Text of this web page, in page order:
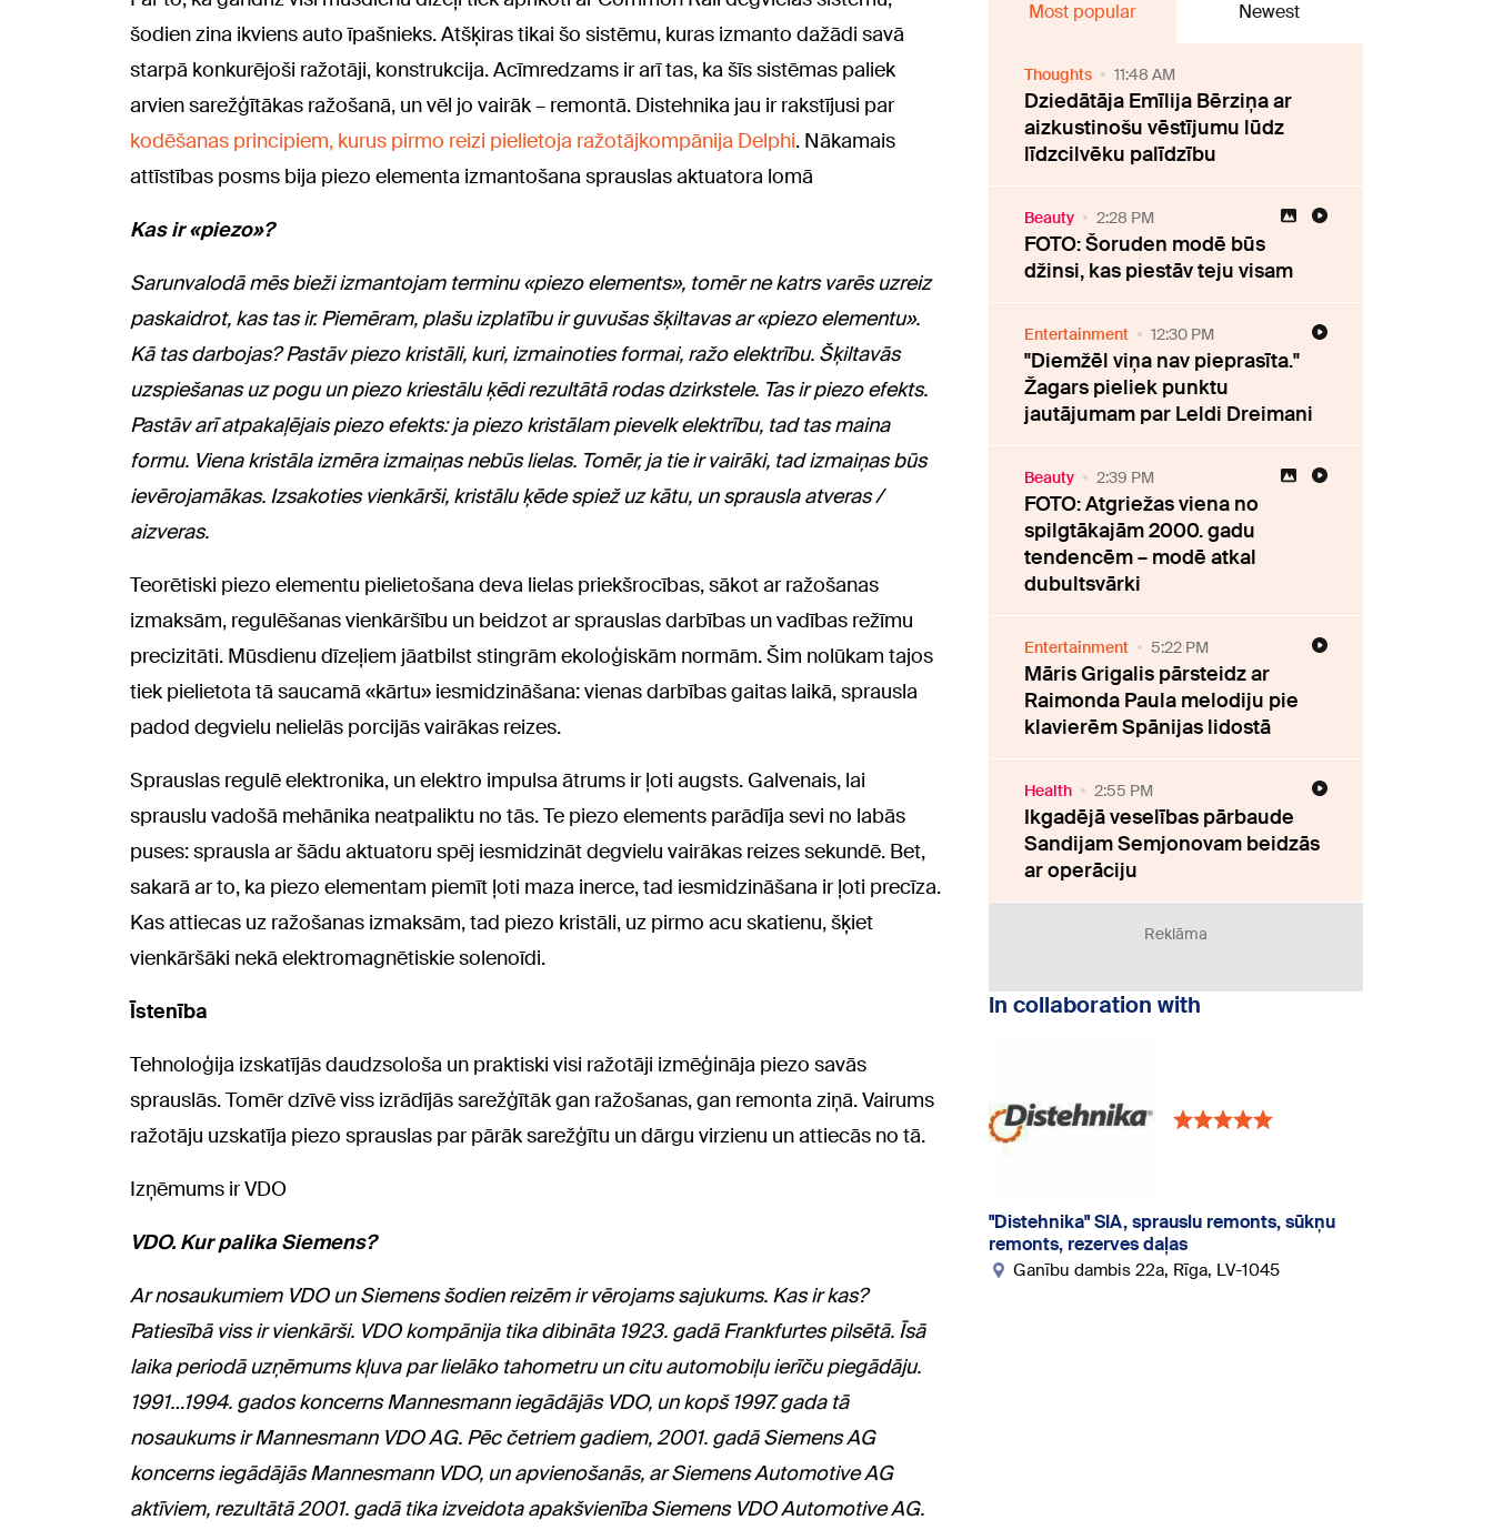
šodien zina ikviens auto īpašnieks. Atšķiras tikai šo sistēmu, kuras izmanto dažādi savā
starpā konkurējoši ražotāji, konstrukcija. Acīmredzams ir arī tas, ka šīs sistēmas paliek
arvien sarežģītākas ražošanā, un vēl jo vairāk – remontā. Distehnika jau ir rakstījusi par
kodēšanas principiem, kurus pirmo reizi pielietoja ražotājkompānija Delphi. Nākamais
attīstības posms bija piezo elementa izmantošana sprauslas aktuatora lomā
Kas ir «piezo»?
Sarunvalodā mēs bieži izmantojam terminu «piezo elements», tomēr ne katrs varēs uzreiz
paskaidrot, kas tas ir. Piemēram, plašu izplatību ir guvušas šķiltavas ar «piezo elementu».
Kā tas darbojas? Pastāv piezo kristāli, kuri, izmainoties formai, ražo elektrību. Šķiltavās
uzspiešanas uz pogu un piezo kriestālu ķēdi rezultātā rodas dzirkstele. Tas ir piezo efekts.
Pastāv arī atpakaļējais piezo efekts: ja piezo kristālam pievelk elektrību, tad tas maina
formu. Viena kristāla izmēra izmaiņas nebūs lielas. Tomēr, ja tie ir vairāki, tad izmaiņas būs
ievērojamākas. Izsakoties vienkārši, kristālu ķēde spiež uz kātu, un sprausla atveras /
aizveras.
Teorētiski piezo elementu pielietošana deva lielas priekšrocības, sākot ar ražošanas
izmaksām, regulēšanas vienkāršību un beidzot ar sprauslas darbības un vadības režīmu
precizitāti. Mūsdienu dīzeļiem jāatbilst stingrām ekoloģiskām normām. Šim nolūkam tajos
tiek pielietota tā saucamā «kārtu» iesmidzināšana: vienas darbības gaitas laikā, sprausla
padod degvielu nelielās porcijās vairākas reizes.
Sprauslas regulē elektronika, un elektro impulsa ātrums ir ļoti augsts. Galvenais, lai
sprauslu vadošā mehānika neatpaliktu no tās. Te piezo elements parādīja sevi no labās
puses: sprausla ar šādu aktuatoru spēj iesmidzināt degvielu vairākas reizes sekundē. Bet,
sakarā ar to, ka piezo elementam piemīt ļoti maza inerce, tad iesmidzināšana ir ļoti precīza.
Kas attiecas uz ražošanas izmaksām, tad piezo kristāli, uz pirmo acu skatienu, šķiet
vienkāršāki nekā elektromagnētiskie solenoīdi.
Īstenība
Tehnoloģija izskatījās daudzsološa un praktiski visi ražotāji izmēģināja piezo savās
sprauslās. Tomēr dzīvē viss izrādījās sarežģītāk gan ražošanas, gan remonta ziņā. Vairums
ražotāju uzskatīja piezo sprauslas par pārāk sarežģītu un dārgu virzienu un attiecās no tā.
Izņēmums ir VDO
VDO.Kur palikaSiemens?
Ar nosaukumiem VDO un Siemens šodien reizēm ir vērojams sajukums. Kas ir kas?
Patiesībā viss ir vienkārši. VDO kompānija tika dibināta 1923. gadā Frankfurtes pilsētā. Īsā
laika periodā uzņēmums kļuva par lielāko tahometru un citu automobiļu ierīču piegādāju.
1991…1994. gados koncerns Mannesmann iegādājās VDO, un kopš 1997. gada tā
nosaukums ir Mannesmann VDO AG. Pēc četriem gadiem, 2001. gadā Siemens AG
koncerns iegādājās Mannesmann VDO, un apvienošanās, ar Siemens Automotive AG
aktīviem, rezultātā 2001. gadā tika izveidota apakšvienība Siemens VDO Automotive AG.
Most popular Newest
Thoughts 11:48 AM
Dziedātāja Emīlija Bērziņa ar
aizkustinošu vēstījumu lūdz
līdzcilvēku palīdzību
Beauty 2:28 PM
FOTO: Šoruden modē būs
džinsi, kas piestāv teju visam
Entertainment 12:30 PM
"Diemžēl viņa nav pieprasīta."
Žagars pieliek punktu
jautājumam par Leldi Dreimani
Beauty 2:39 PM
FOTO: Atgriežas viena no
spilgtākajām 2000. gadu
tendencēm – modē atkal
dubultsvārki
Entertainment 5:22 PM
Māris Grigalis pārsteidz ar
Raimonda Paula melodiju pie
klavierēm Spānijas lidostā
Health 2:55 PM
Ikgadējā veselības pārbaude
Sandijam Semjonovam beidzās
ar operāciju
Reklāma
In collaboration with
"Distehnika" SIA, sprauslu remonts, sūkņu
remonts, rezerves daļas
Ganību dambis 22a, Rīga, LV-1045